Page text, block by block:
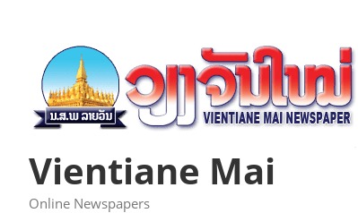
Vientiane Mai
Online Newspapers